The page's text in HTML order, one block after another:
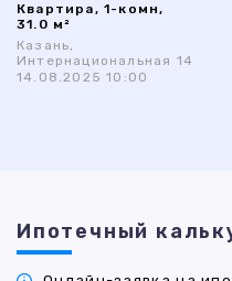
Квартира, 1-комн,
31.0 м²
Казань,
Интернациональная 14
14.08.2025 10:00
Ипотечный